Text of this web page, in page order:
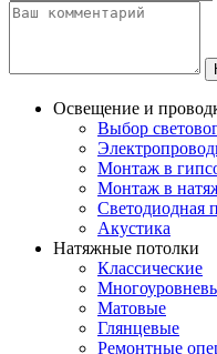
Освещение и
Выбор
Монтаж в
Монтаж в
Светодиодная
Акустика
Натяжные потолки
Классические
Матовые
Глянцевые
Ремонтные